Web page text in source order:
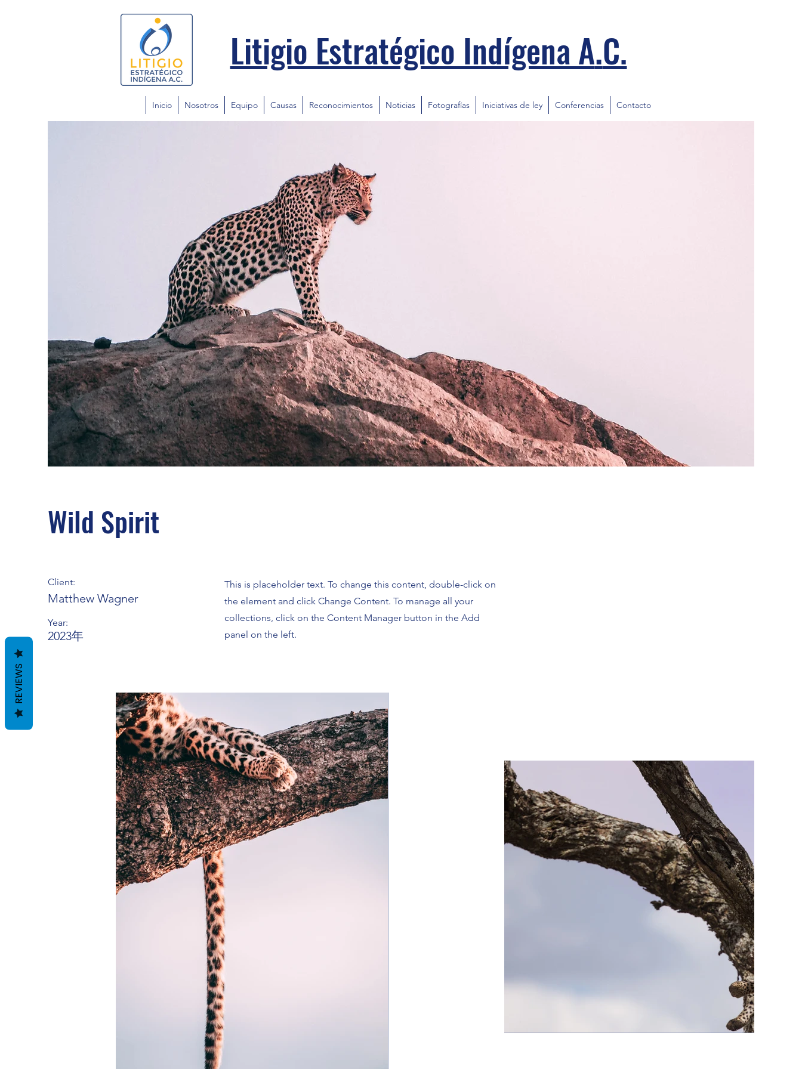
Litigio Estratégico Indígena A.C.
Inicio Nosotros Equipo Causas Reconocimientos Noticias Fotografías Iniciativas de ley Conferencias Contacto
Wild Spirit
Client:
Matthew Wagner
Year:
2023年
This is placeholder text. To change this content, double-click on
the element and click Change Content. To manage all your
collections, click on the Content Manager button in the Add
panel on the left.
REVIEWS